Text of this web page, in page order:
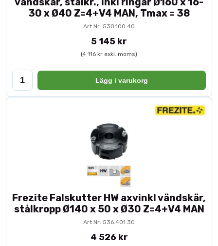
30 x Ø40 Z=4+V4 MAN, Tmax = 38
Art.Nr: 530.100.40
5 145 kr
(4 116 kr exkl. moms)
Lägg i varukorg
Frezite Falskutter HW axvinkl vändskär,
stålkropp Ø140 x 50 x Ø30 Z=4+V4 MAN
Art.Nr: 536.401.30
4 526 kr